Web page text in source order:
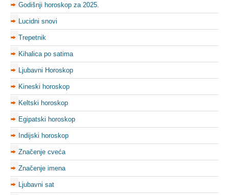
Godišnji horoskop za 2025.
Lucidni snovi
Trepetnik
Kihalica po satima
Ljubavni Horoskop
Kineski horoskop
Keltski horoskop
Egipatski horoskop
Indijski horoskop
Značenje cveća
Značenje imena
Ljubavni sat